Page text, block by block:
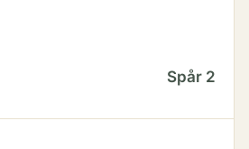
Spår 2